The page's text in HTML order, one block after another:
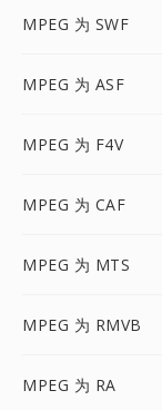
MPEG 为 SWF
MPEG 为 ASF
MPEG 为 F4V
MPEG 为 CAF
MPEG 为 MTS
MPEG 为 RMVB
MPEG 为 RA